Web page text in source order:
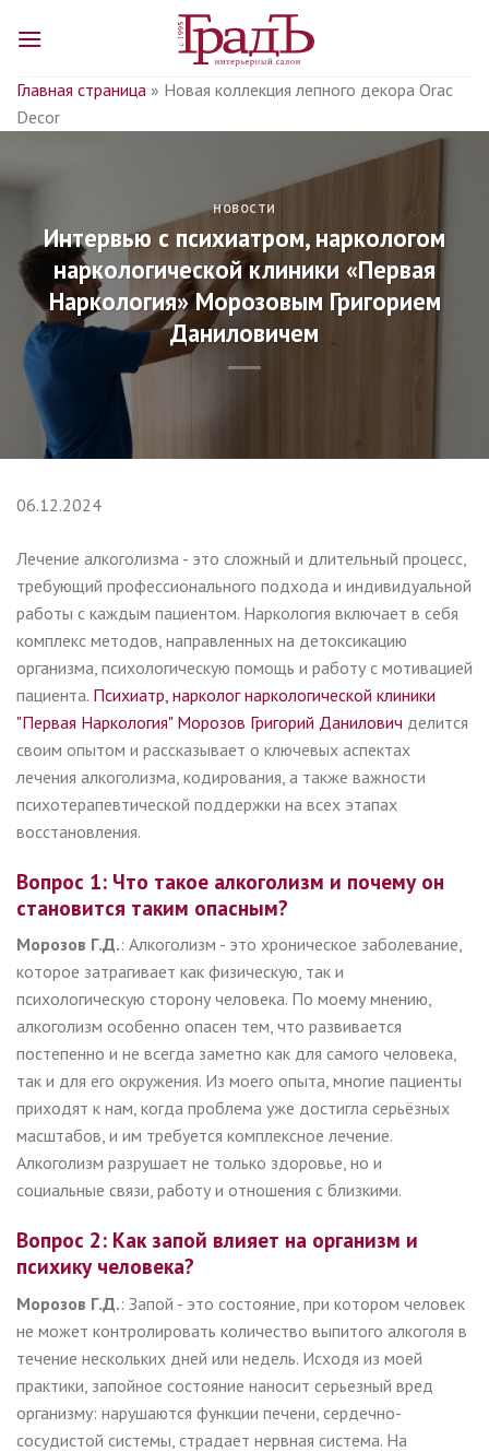
Главная страница » Новая коллекция лепного декора Orac
Decor
НОВОСТИ
Интервью с психиатром, наркологом
наркологической клиники «Первая
Наркология» Морозовым Григорием
Даниловичем
06.12.2024
Лечение алкоголизма - это сложный и длительный процесс,
требующий профессионального подхода и индивидуальной
работы с каждым пациентом. Наркология включает в себя
комплекс методов, направленных на детоксикацию
организма, психологическую помощь и работу с мотивацией
пациента. Психиатр, нарколог наркологической клиники
"Первая Наркология" Морозов Григорий Данилович делится
своим опытом и рассказывает о ключевых аспектах
лечения алкоголизма, кодирования, а также важности
психотерапевтической поддержки на всех этапах
восстановления.
Вопрос 1: Что такое алкоголизм и почему он
становится таким опасным?
Морозов Г.Д.: Алкоголизм - это хроническое заболевание,
которое затрагивает как физическую, так и
психологическую сторону человека. По моему мнению,
алкоголизм особенно опасен тем, что развивается
постепенно и не всегда заметно как для самого человека,
так и для его окружения. Из моего опыта, многие пациенты
приходят к нам, когда проблема уже достигла серьёзных
масштабов, и им требуется комплексное лечение.
Алкоголизм разрушает не только здоровье, но и
социальные связи, работу и отношения с близкими.
Вопрос 2: Как запой влияет на организм и
психику человека?
Морозов Г.Д.: Запой - это состояние, при котором человек
не может контролировать количество выпитого алкоголя в
течение нескольких дней или недель. Исходя из моей
практики, запойное состояние наносит серьезный вред
организму: нарушаются функции печени, сердечно-
сосудистой системы, страдает нервная система. На